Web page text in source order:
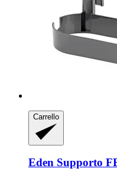
Carrello
Eden Supporto